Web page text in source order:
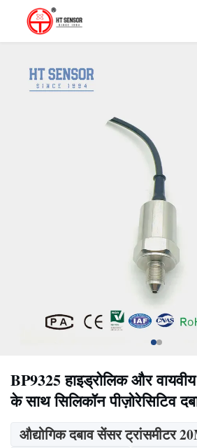
BP9325 हाइड्रोलिक और
के साथ सिलिकॉन पीज़ोरेसिटिव
औद्योगिक दबाव सेंसर ट्रांसमीटर